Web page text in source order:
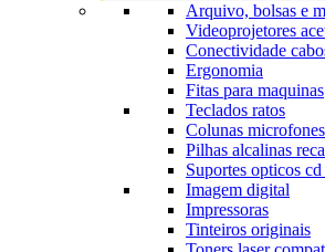
Arquivo, bolsas e
Videoprojetores
Conectividade
Ergonomia
Fitas para maquinas
Teclados ratos
Colunas
Pilhas alcalinas
Suportes opticos
Imagem digital
Impressoras
Tinteiros originais